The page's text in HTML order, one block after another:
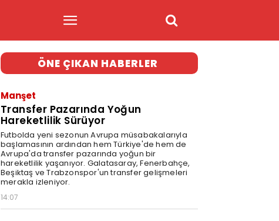
ÖNE ÇIKAN HABERLER
Manşet
Transfer Pazarında Yoğun
Hareketlilik Sürüyor
Futbolda yeni sezonun Avrupa müsabakalarıyla
başlamasının ardından hem Türkiye'de hem de
Avrupa'da transfer pazarında yoğun bir
hareketlilik yaşanıyor. Galatasaray, Fenerbahçe,
Beşiktaş ve Trabzonspor'un transfer gelişmeleri
merakla izleniyor.
14:07